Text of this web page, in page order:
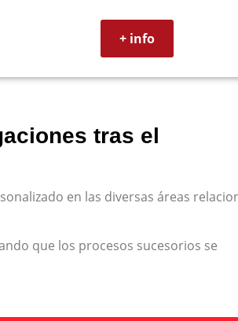
+ info
tras el
en las diversas áreas
que los procesos sucesorios se